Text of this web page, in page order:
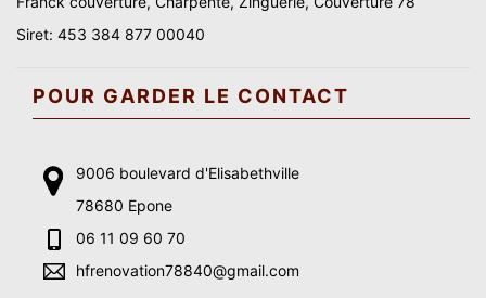
Siret: 453 384 877 00040
POUR GARDER LE CONTACT
9006 boulevard d'Elisabethville
78680 Epone
06 11 09 60 70
hfrenovation78840@gmail.com